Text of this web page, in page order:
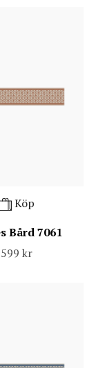
Köp
Bård 7061
599 kr